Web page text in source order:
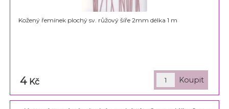
Kožený řemínek plochý sv. růžový šíře 2mm délka 1 m
4 Kč